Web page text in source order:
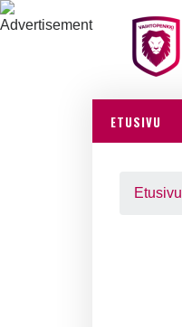
ETUSIVU
Etusivu